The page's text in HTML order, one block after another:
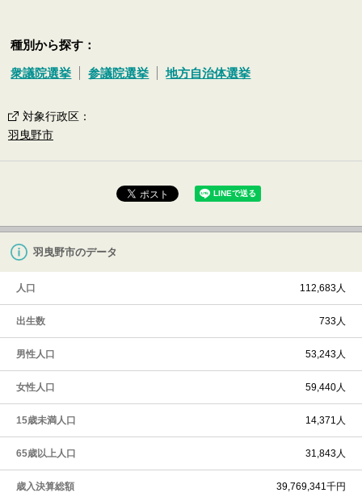
種別から探す：
衆議院選挙 参議院選挙 地方自治体選挙
対象行政区 ：
羽曳野市
羽曳野市のデータ
人口 112,683人
出生数 733人
男性人口 53,243人
女性人口 59,440人
15歳未満人口 14,371人
65歳以上人口 31,843人
歳入決算総額 39,769,341千円